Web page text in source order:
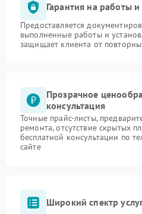
Гарантия на работы и
Предоставляется
выполненные работы и
защищает клиента от
Прозрачное
консультация
Точные прайс-листы,
ремонта, отсутствие скрытых
бесплатной консультации по
сайте
Широкий спектр